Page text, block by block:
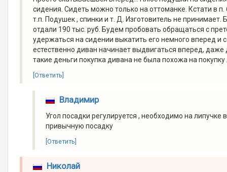
сидения. Сидеть можно только на оттоманке. Кстати в п.
т.п. Подушек , спинки и т. Д. Изготовитель не
отдали 190 тыс. руб. Будем пробовать обращаться с
удержаться на сидении выкатить его немного вперед и
естественно диван начинает выдвигаться вперед,
такие деньги покупка дивана не была похожа на покупку
[Ответить]
Владимир
Угол посадки регулируется , необходимо на
привычную посадку
[Ответить]
Николай